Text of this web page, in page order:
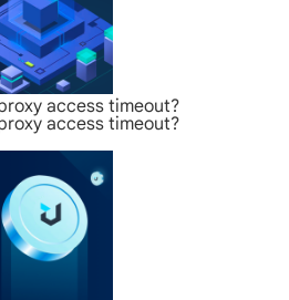
access timeout?
access timeout?